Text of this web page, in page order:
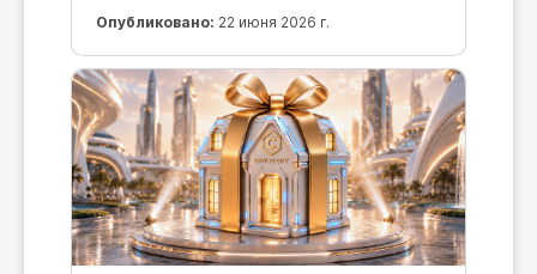
Опубликовано: 22 июня 2026 г.